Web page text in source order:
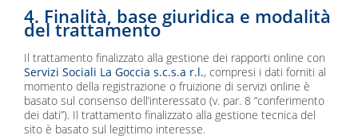
4. Finalità, base giuridica e modalità
del trattamento
Il trattamento finalizzato alla gestione dei rapporti online con
Servizi Sociali La Goccia s.c.s.a r.l., compresi i dati forniti al
momento della registrazione o fruizione di servizi online è
basato sul consenso dell’interessato (v. par. 8 “conferimento
dei dati”). Il trattamento finalizzato alla gestione tecnica del
sito è basato sul legittimo interesse.